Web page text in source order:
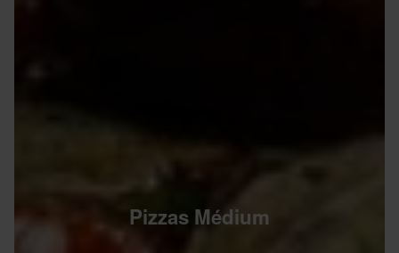
Pizzas Médium